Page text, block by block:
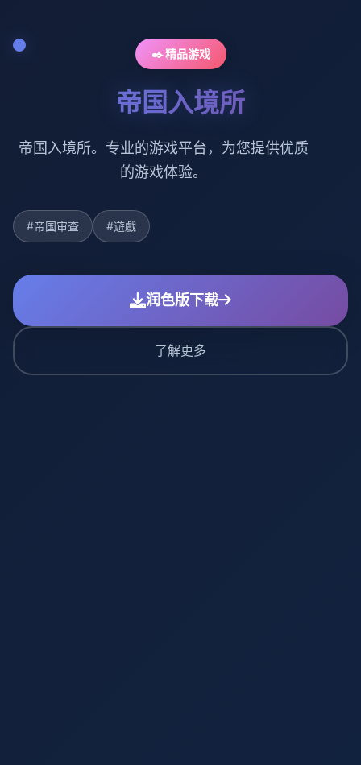
✒️ 精品游戏
帝国入境所
帝国入境所。专业的游戏平台，为您提供优质
的游戏体验。
#帝国审查 #遊戲
润色版下载
了解更多